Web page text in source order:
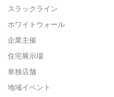
スラックライン
ホワイトウォール
企業主催
住宅展示場
単独店舗
地域イベント